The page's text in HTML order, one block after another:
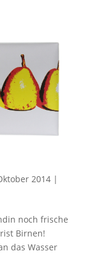
2014|
noch frische
Birnen!
das Wasser